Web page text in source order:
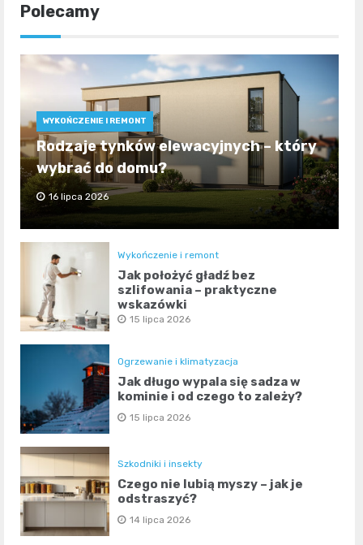
Polecamy
WYKOŃCZENIE I REMONT
Rodzaje tynków elewacyjnych – który
wybrać do domu?
16 lipca 2026
Wykończenie i remont
Jak położyć gładź bez
szlifowania – praktyczne
wskazówki
15 lipca 2026
Ogrzewanie i klimatyzacja
Jak długo wypala się sadza w
kominie i od czego to zależy?
15 lipca 2026
Szkodniki i insekty
Czego nie lubią myszy – jak je
odstraszyć?
14 lipca 2026